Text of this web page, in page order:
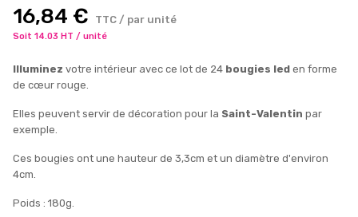
16,84 € TTC / par unité
Soit 14.03 HT / unité
Illuminez votre intérieur avec ce lot de 24 bougies led en forme
de cœur rouge.
Elles peuvent servir de décoration pour la Saint-Valentin par
exemple.
Ces bougies ont une hauteur de 3,3cm et un diamètre d'environ
4cm.
Poids : 180g.